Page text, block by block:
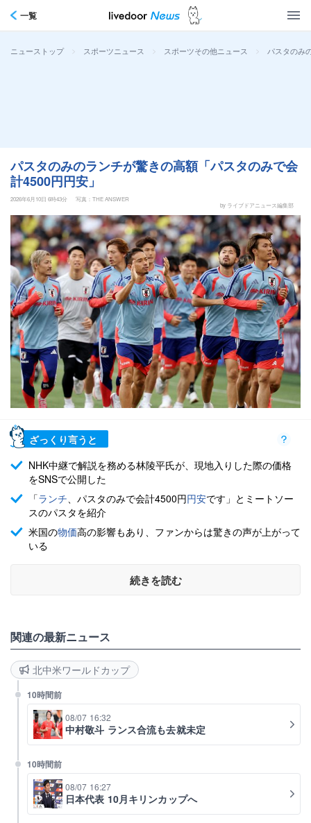
一覧
ニューストップ > スポーツニュース > スポーツその他ニュース > パスタのみ
パスタのみのランチが驚きの高額「パスタのみで会
計4500円円安」
2026年6月10日 6時43分
写真：THE ANSWER
by ライブドアニュース編集部
ざっくり言うと
NHK中継で解説を務める林陵平氏が、現地入りした際の価格
をSNSで公開した
「ランチ、パスタのみで会計4500円円安です」とミートソー
スのパスタを紹介
米国の物価高の影響もあり、ファンからは驚きの声が上がって
いる
続きを読む
関連の最新ニュース
北中米ワールドカップ
10時間前
08/07 16:32
中村敬斗 ランス合流も去就未定
10時間前
08/07 16:27
日本代表 10月キリンカップへ